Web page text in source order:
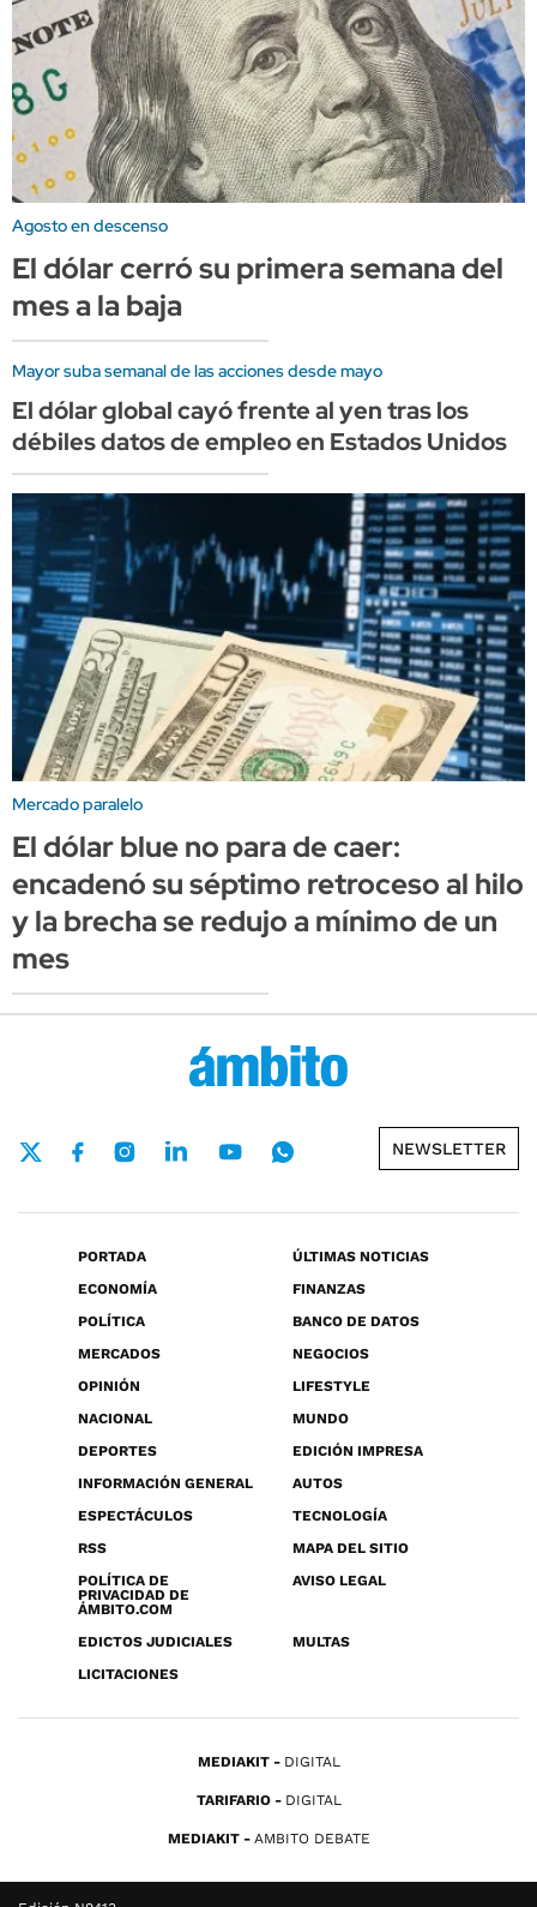
Agosto en descenso
El dólar cerró su primera semana del
mes a la baja
Mayor suba semanal de las acciones desde mayo
El dólar global cayó frente al yen tras los
débiles datos de empleo en Estados Unidos
Mercado paralelo
El dólar blue no para de caer:
encadenó su séptimo retroceso al hilo
y la brecha se redujo a mínimo de un
mes
NEWSLETTER
PORTADA
ÚLTIMAS NOTICIAS
ECONOMÍA
FINANZAS
POLÍTICA
BANCO DE DATOS
MERCADOS
NEGOCIOS
OPINIÓN
LIFESTYLE
NACIONAL
MUNDO
DEPORTES
EDICIÓN IMPRESA
INFORMACIÓN GENERAL
AUTOS
ESPECTÁCULOS
TECNOLOGÍA
RSS
MAPA DEL SITIO
POLÍTICA DE
PRIVACIDAD DE
ÁMBITO.COM
AVISO LEGAL
EDICTOS JUDICIALES
MULTAS
LICITACIONES
MEDIAKIT DIGITAL
TARIFARIO DIGITAL
MEDIAKIT AMBITO DEBATE